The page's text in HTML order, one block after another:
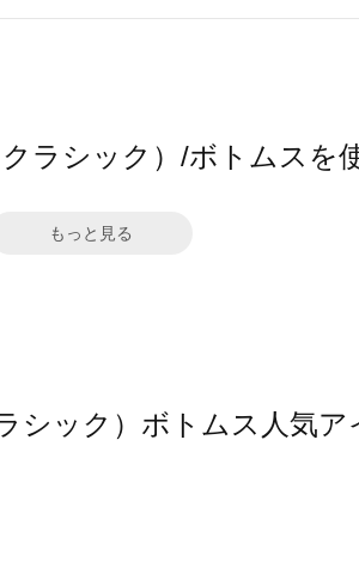
ラシック）/ボトムスを
もっと見る
シック）ボトムス人気